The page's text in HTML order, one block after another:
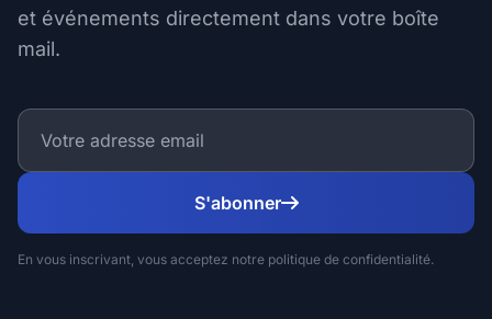
et événements directement dans votre boîte
mail.
S'abonner
En vous inscrivant, vous acceptez notre politique de confidentialité.